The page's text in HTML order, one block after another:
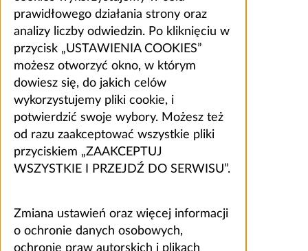
prawidłowego działania strony oraz
analizy liczby odwiedzin. Po kliknięciu w
przycisk „USTAWIENIA COOKIES”
możesz otworzyć okno, w którym
dowiesz się, do jakich celów
wykorzystujemy pliki cookie, i
potwierdzić swoje wybory. Możesz też
od razu zaakceptować wszystkie pliki
przyciskiem „ZAAKCEPTUJ
WSZYSTKIE I PRZEJDŹ DO SERWISU”.
Zmiana ustawień oraz więcej informacji
o ochronie danych osobowych,
ochronie praw autorskich i plikach